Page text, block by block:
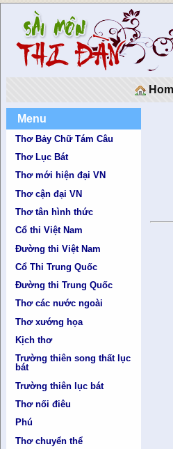
Menu
Thơ Bảy Chữ Tám Câu
Thơ Lục Bát
Thơ mới hiện đại VN
Thơ cận đại VN
Thơ tân hình thức
Cổ thi Việt Nam
Đường thi Việt Nam
Cổ Thi Trung Quốc
Đường thi Trung Quốc
Thơ các nước ngoài
Thơ xướng họa
Kịch thơ
Trường thiên song thất lục
bát
Trường thiên lục bát
Thơ nối điêu
Phú
Thơ chuyển thể